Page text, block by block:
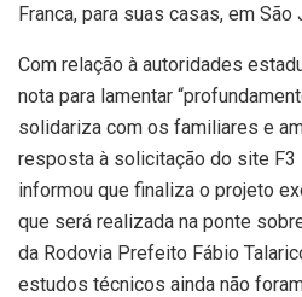
Franca, para suas casas, em São
Com relação à autoridades
nota para lamentar
solidariza com os familiares e
resposta à solicitação do site F3
informou que finaliza o projeto
que será realizada na ponte
da Rodovia Prefeito Fábio
estudos técnicos ainda não